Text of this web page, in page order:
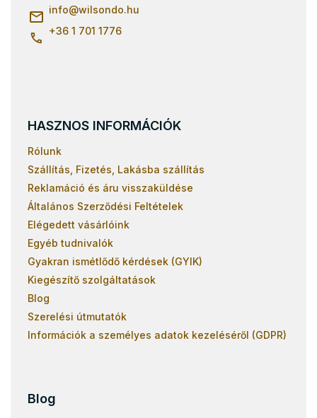
info@wilsondo.hu
+36 1 701 1776
HASZNOS INFORMÁCIÓK
Rólunk
Szállítás, Fizetés, Lakásba szállítás
Reklamáció és áru visszaküldése
Általános Szerződési Feltételek
Elégedett vásárlóink
Egyéb tudnivalók
Gyakran ismétlődő kérdések (GYIK)
Kiegészítő szolgáltatások
Blog
Szerelési útmutatók
Információk a személyes adatok kezeléséről (GDPR)
Blog